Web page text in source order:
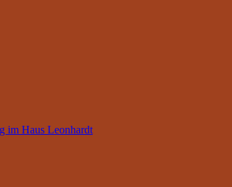
im Haus Leonhardt